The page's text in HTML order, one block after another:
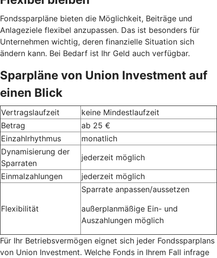
Fondssparpläne bieten die Möglichkeit, Beiträge und
Anlageziele flexibel anzupassen. Das ist besonders für
Unternehmen wichtig, deren finanzielle Situation sich
ändern kann. Bei Bedarf ist Ihr Geld auch verfügbar.
Sparpläne von Union Investment auf
einen Blick
Vertragslaufzeit
keine Mindestlaufzeit
Betrag
ab 25 €
Einzahlrhythmus
monatlich
Dynamisierung der
Sparraten
jederzeit möglich
Einmalzahlungen
jederzeit möglich
Flexibilität
Sparrate anpassen/aussetzen
außerplanmäßige Ein- und
Auszahlungen möglich
Für Ihr Betriebsvermögen eignet sich jeder Fondssparplans
von Union Investment. Welche Fonds in Ihrem Fall infrage